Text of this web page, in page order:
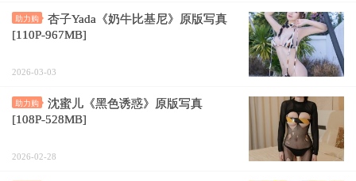
助力购
杏子Yada《奶牛比基尼》原版写真
[110P-967MB]
2026-03-03
助力购
沈蜜儿《黑色诱惑》原版写真
[108P-528MB]
2026-02-28